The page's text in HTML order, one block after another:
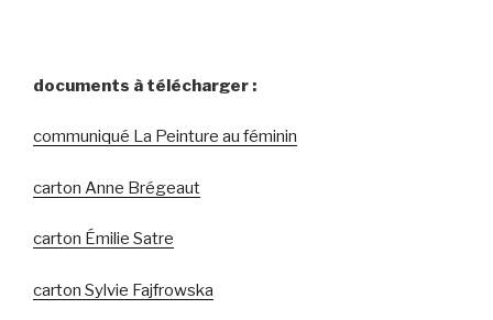
documents à télécharger :
communiqué La Peinture au féminin
carton Anne Brégeaut
carton Émilie Satre
carton Sylvie Fajfrowska